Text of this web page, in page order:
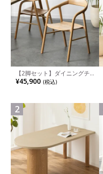
【2脚セット】ダイニングチ
ェア 木製 LUGA 肘付き チェ
ア 天然木 リビング椅子 板座
ュラル ブラウン 完成品
¥45,900 (税込)
2